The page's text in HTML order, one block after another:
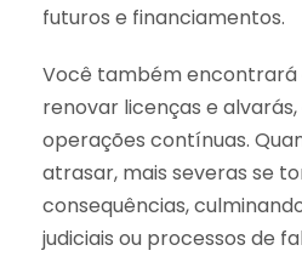
futuros e financiamentos.
Você também encontrará
renovar licenças e
operações contínuas.
atrasar, mais severas se
consequências,
judiciais ou processos de